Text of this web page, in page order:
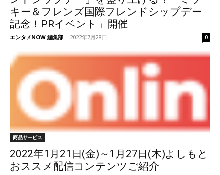
キー＆フレンズ国際フレンドシップデー
記念！PRイベント」開催
エンタメNOW 編集部 - 2022年7月28日 0
商品サービス
2022年1月21日(金)～1月27日(木)よしもと
おススメ配信コンテンツご紹介